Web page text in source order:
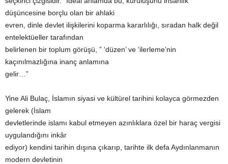
düşüncesine borçlu olan bir ahlaki
evren, dinle devlet ilişkilerini koparma kararlılığı, sıradan halk değil
entelektüeller tarafından
belirlenen bir toplum görüşü, ” ‘düzen’ ve ‘ilerleme’nin
kaçınılmazlığına inanç anlamına
gelir…”
Yine Ali Bulaç, İslamın siyasi ve kültürel tarihini kolayca görmezden
gelerek (İslam
devletlerinde islamı kabul etmeyen azınlıklara özel bir haraç vergisi
uygulandığını inkâr
ediyor) kendini tarihin dışına çıkarıp, tarihte ilk defa Aydınlanmanın
modern devletinin